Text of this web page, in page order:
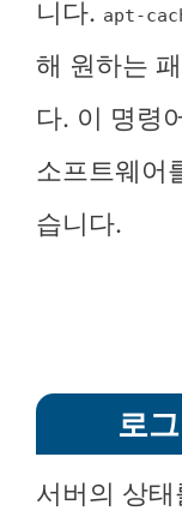
니다. apt-
해 원하는
다. 이 명령
소프트웨어
습니다.
로
서버의 상